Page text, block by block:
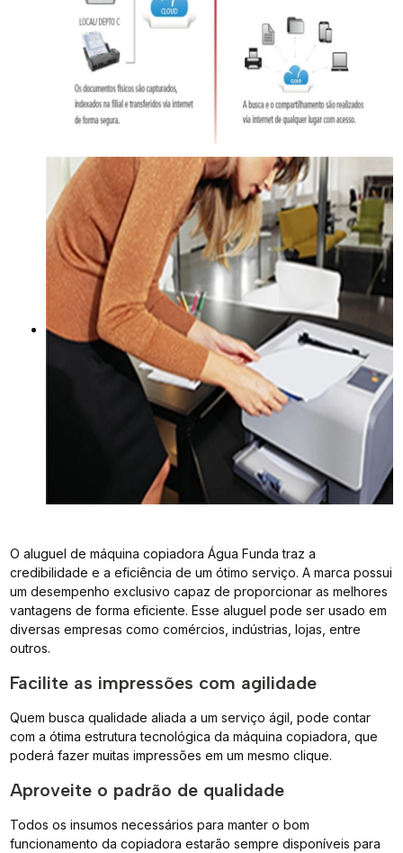
O aluguel de máquina copiadora Água Funda traz a
credibilidade e a eficiência de um ótimo serviço. A marca possui
um desempenho exclusivo capaz de proporcionar as melhores
vantagens de forma eficiente. Esse aluguel pode ser usado em
diversas empresas como comércios, indústrias, lojas, entre
outros.
Facilite as impressões com agilidade
Quem busca qualidade aliada a um serviço ágil, pode contar
com a ótima estrutura tecnológica da máquina copiadora, que
poderá fazer muitas impressões em um mesmo clique.
Aproveite o padrão de qualidade
Todos os insumos necessários para manter o bom
funcionamento da copiadora estarão sempre disponíveis para